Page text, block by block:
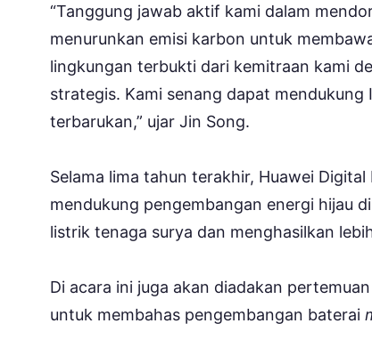
“Tanggung jawab aktif kami dalam
menurunkan emisi karbon untuk
lingkungan terbukti dari kemitraan kami
strategis. Kami senang dapat
terbarukan,” ujar Jin Song.
Selama lima tahun terakhir, Huawei
mendukung pengembangan energi hijau
listrik tenaga surya dan menghasilkan
Di acara ini juga akan diadakan
untuk membahas pengembangan baterai